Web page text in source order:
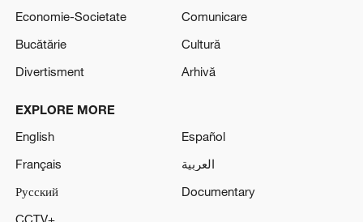
Economie-Societate
Comunicare
Bucătărie
Cultură
Divertisment
Arhivă
EXPLORE MORE
English
Español
Français
العربية
Русский
Documentary
CCTV+